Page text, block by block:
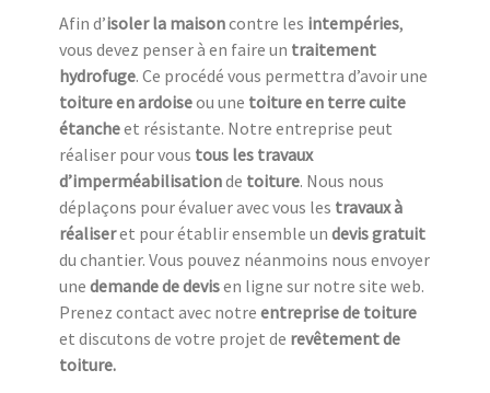
Afin d’isoler la maisoncontre les intempéries,
vous devez penser à en faire un traitement
hydrofuge. Ce procédé vous permettra d’avoir une
toiture en ardoiseou une toiture en terre cuite
étancheet résistante. Notre entreprise peut
réaliser pour vous tous les travaux
d’imperméabilisationde toiture. Nous nous
déplaçons pour évaluer avec vous les travaux à
réaliseret pour établir ensemble un devis gratuit
du chantier. Vous pouvez néanmoins nous envoyer
une demande de devisen ligne sur notre site web.
Prenez contact avec notre entreprise de toiture
et discutons de votre projet de revêtement de
toiture.